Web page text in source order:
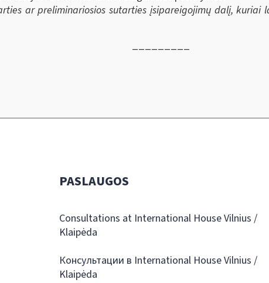
ar preliminariosios sutarties įsipareigojimų dalį,
PASLAUGOS
Consultations at International House Vilnius /
Klaipėda
Консультации в International House Vilnius /
Klaipėda